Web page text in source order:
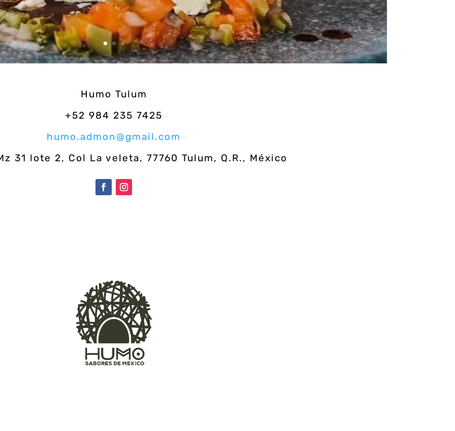
Humo Tulum
+52 984 235 7425
humo.admon@gmail.com
31 lote 2, Col La veleta, 77760 Tulum, Q.R., México